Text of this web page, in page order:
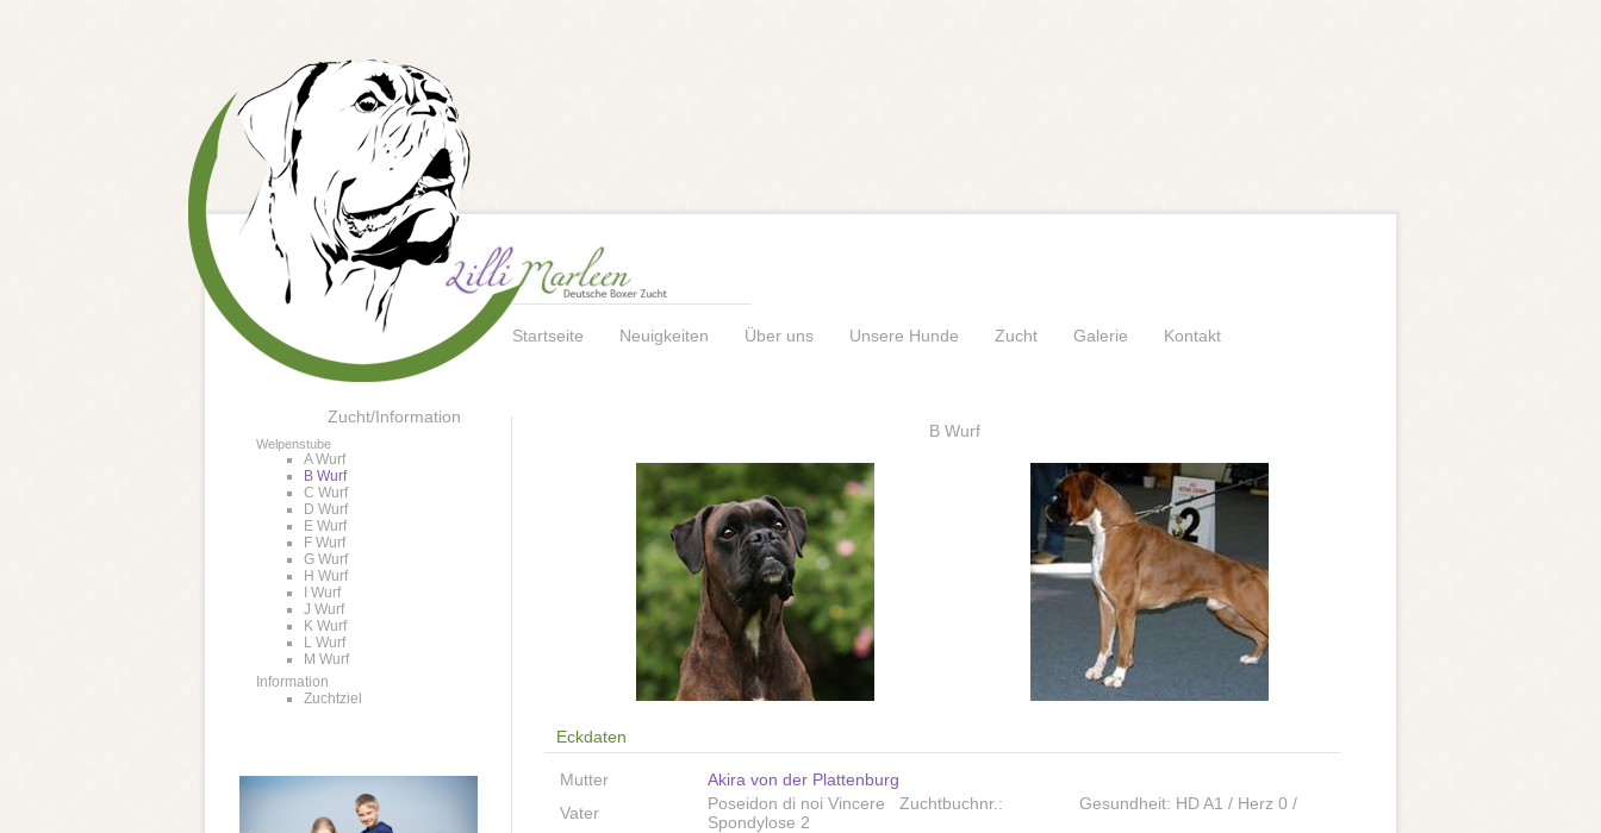
Zucht/Information
Welpenstube
A Wurf
B Wurf
C Wurf
D Wurf
E Wurf
F Wurf
G Wurf
H Wurf
I Wurf
J Wurf
K Wurf
L Wurf
M Wurf
Information
Zuchtziel
Startseite Neuigkeiten Über uns Unsere Hunde Zucht Galerie Kontakt
B Wurf
Eckdaten
Mutter
Akira von der Plattenburg
Vater
Poseidon di noi Vincere Zuchtbuchnr.: Gesundheit: HD A1 / Herz 0 /
Spondylose 2